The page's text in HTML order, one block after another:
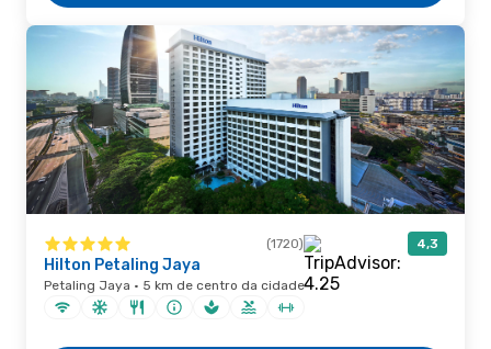
(1720) 4,3
Hilton Petaling Jaya
Petaling Jaya · 5 km de centro da cidade